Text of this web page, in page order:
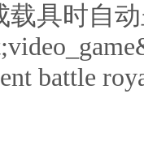
载具时自
battle